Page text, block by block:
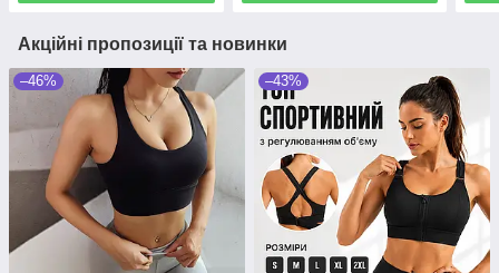
Акційні пропозиції та новинки
–46% –43%